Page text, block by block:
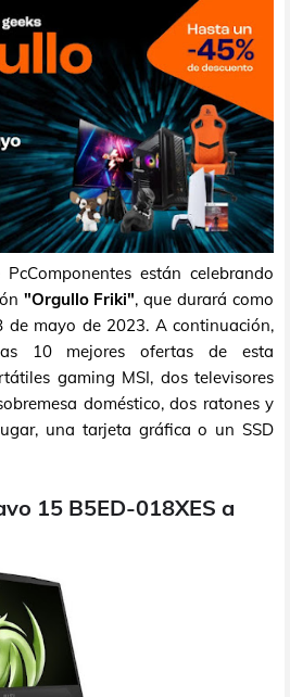
están celebrando
"Orgullo Friki", que durará como
mayo de 2023. A continuación,
10 mejores ofertas de esta
gaming MSI, dos televisores
doméstico, dos ratones y
una tarjeta gráfica o un SSD
15 B5ED-018XES a